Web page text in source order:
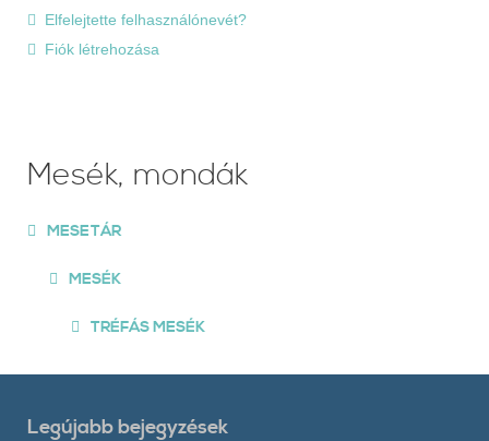
Elfelejtette felhasználónevét?
Fiók létrehozása
Mesék, mondák
MESETÁR
MESÉK
TRÉFÁS MESÉK
Legújabb bejegyzések